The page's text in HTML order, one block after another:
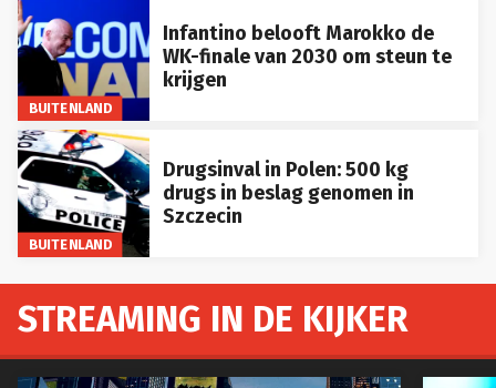
BUITENLAND
Infantino belooft Marokko de
WK-finale van 2030 om steun te
krijgen
BUITENLAND
Drugsinval in Polen: 500 kg
drugs in beslag genomen in
Szczecin
STREAMING IN DE KIJKER